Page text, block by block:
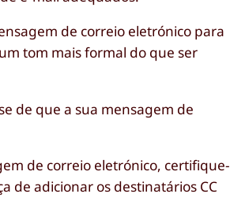
de correio eletrónico para
tom mais formal do que ser
de que a sua mensagem de
de correio eletrónico, certifique-
de adicionar os destinatários CC